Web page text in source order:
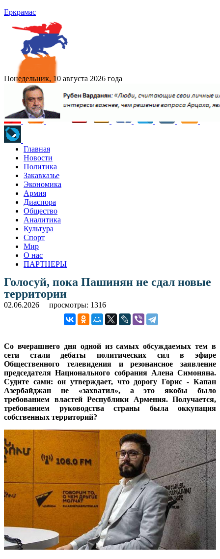
Еркрамас
Понедельник, 10 августа 2026 года
Главная
Новости
Политика
Закавказье
Экономика
Армия
Диаспора
Общество
Аналитика
Культура
Спорт
Мир
О нас
ПАРТНЕРЫ
Голосуй, пока Пашинян не сдал новые
территории
02.06.2026 просмотры: 1316
Со вчерашнего дня одной из самых обсуждаемых тем в
сети стали дебаты политических сил в эфире
Общественного телевидения и резонансное заявление
председателя Национального собрания Алена Симоняна.
Судите сами: он утверждает, что дорогу Горис - Капан
Азербайджан не «захватил», а это якобы было
требованием властей Республики Армения. Получается,
требованием руководства страны была оккупация
собственных территорий?